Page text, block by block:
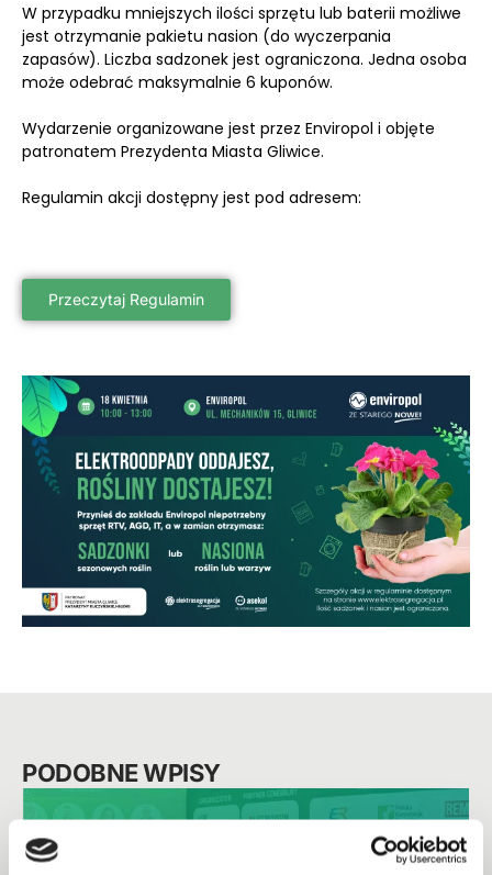
W przypadku mniejszych ilości sprzętu lub baterii możliwe
jest otrzymanie pakietu nasion (do wyczerpania
zapasów). Liczba sadzonek jest ograniczona. Jedna osoba
może odebrać maksymalnie 6 kuponów.
Wydarzenie organizowane jest przez Enviropol i objęte
patronatem Prezydenta Miasta Gliwice.
Regulamin akcji dostępny jest pod adresem:
Przeczytaj Regulamin
PODOBNE WPISY